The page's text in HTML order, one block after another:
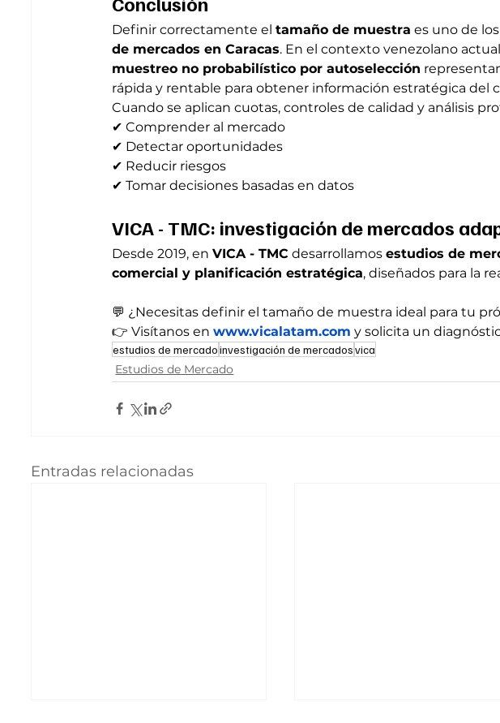
Definir correctamente el tamaño de muestra es uno de
de mercados en Caracas. En el contexto venezolano
muestreo no probabilístico por autoselección
rápida y rentable para obtener información estratégica del
Cuando se aplican cuotas, controles de calidad y análisis
✔ Comprender al mercado
✔ Detectar oportunidades
✔ Reducir riesgos
✔ Tomar decisiones basadas en datos
VICA - TMC: investigación de mercados
Desde 2019, en VICA - TMC desarrollamos estudios de
comercial y planificación estratégica, diseñados para la
💬 ¿Necesitas definir el tamaño de muestra ideal para tu
👉 Visítanos en www.vicalatam.com y solicita un
estudios de mercadoinvestigación de mercadosvica
Estudios de Mercado
Entradas relacionadas